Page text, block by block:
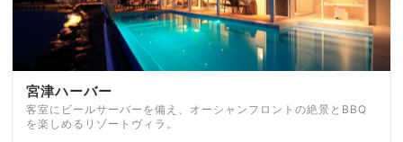
宮津ハーバー
客室にビールサーバーを備え、オーシャンフロントの絶景とBBQ
を楽しめるリゾートヴィラ。